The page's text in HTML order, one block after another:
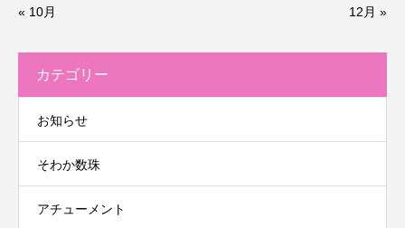
« 10月 12月 »
カテゴリー
お知らせ
そわか数珠
アチューメント